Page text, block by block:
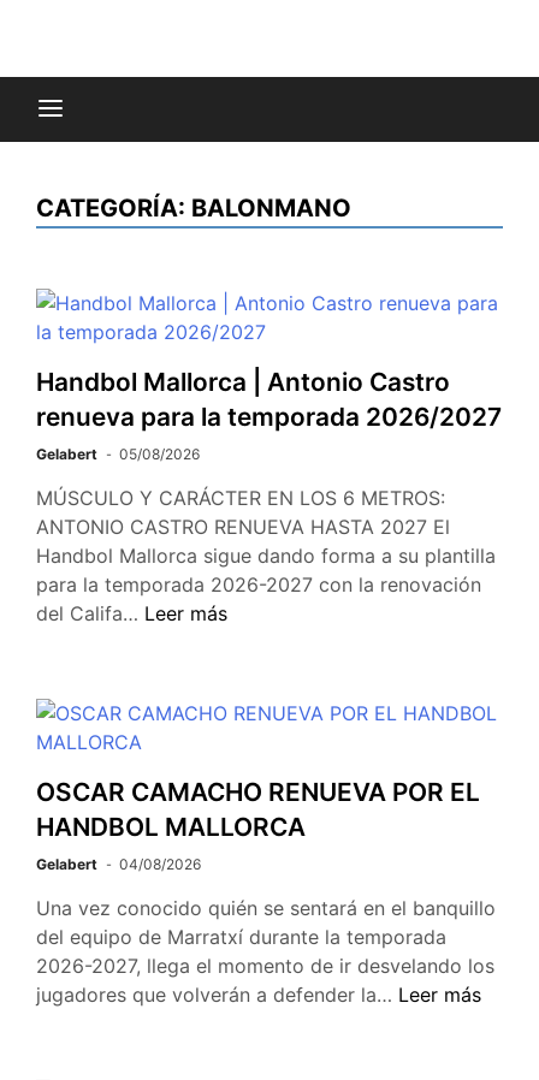
CATEGORÍA: BALONMANO
Handbol Mallorca | Antonio Castro
renueva para la temporada 2026/2027
Gelabert 05/08/2026
MÚSCULO Y CARÁCTER EN LOS 6 METROS:
ANTONIO CASTRO RENUEVA HASTA 2027 El
Handbol Mallorca sigue dando forma a su plantilla
para la temporada 2026-2027 con la renovación
del Califa… Leer más
OSCAR CAMACHO RENUEVA POR EL
HANDBOL MALLORCA
Gelabert 04/08/2026
Una vez conocido quién se sentará en el banquillo
del equipo de Marratxí durante la temporada
2026-2027, llega el momento de ir desvelando los
jugadores que volverán a defender la… Leer más